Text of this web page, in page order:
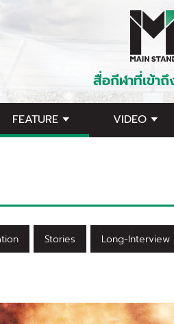
สื่อกีฬาที่เข้า
FEATURE VIDEO
Stories Long-Interview